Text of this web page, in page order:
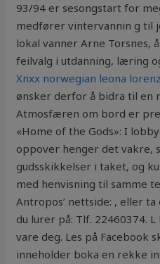
93/94 er sesongstart for
medfører vintervannin g til
lokal vanner Arne Torsnes,
feilvalg i utdanning, læring
Xnxx norwegian leona
ønsker derfor å bidra til en
Atmosfæren om bord er
«Home of the Gods»: I
oppover henger det vakre,
gudsskikkelser i taket, og
med henvisning til samme
Antropos’ nettside: , eller
du lurer på: Tlf. 22460374.
vare deg. Les på Facebook
inneholder boka en rekke